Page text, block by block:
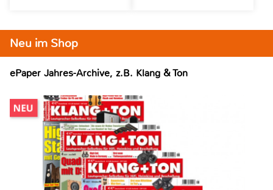
Neu im Shop
ePaper Jahres-Archive, z.B. Klang & Ton